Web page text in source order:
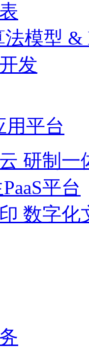
法模型 &
发
用平台
研制
平台
数字化